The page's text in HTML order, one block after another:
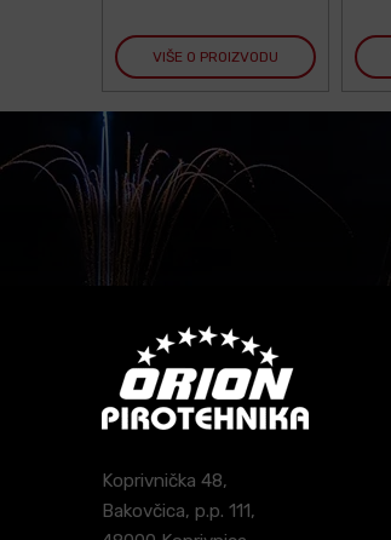
VIŠE O PROIZVODU
Koprivnička 48,
Bakovčica, p.p. 111,